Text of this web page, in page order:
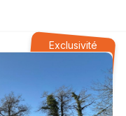
Exclusivité